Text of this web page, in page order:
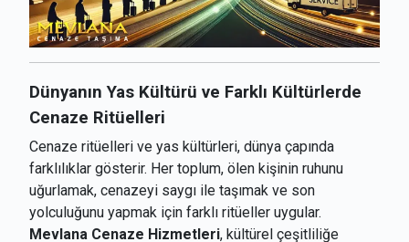
Dünyanın Yas Kültürü ve Farklı Kültürlerde
Cenaze Ritüelleri
Cenaze ritüelleri ve yas kültürleri, dünya çapında
farklılıklar gösterir. Her toplum, ölen kişinin ruhunu
uğurlamak, cenazeyi saygı ile taşımak ve son
yolculuğunu yapmak için farklı ritüeller uygular.
Mevlana Cenaze Hizmetleri, kültürel çeşitliliğe